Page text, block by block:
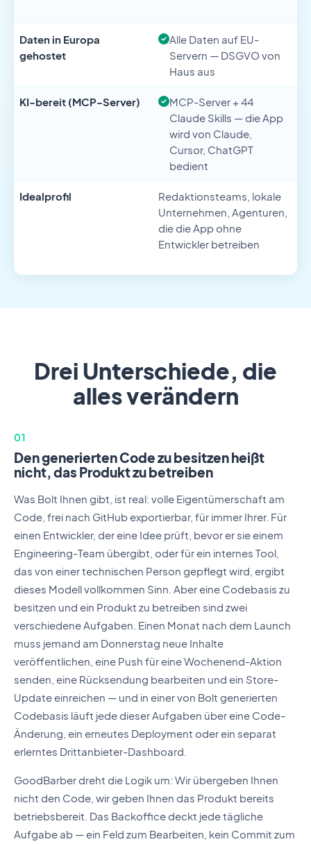
Daten in Europa
gehostet
Alle Daten auf EU-
Servern — DSGVO von
Haus aus
KI-bereit (MCP-Server)
MCP-Server + 44
Claude Skills — die App
wird von Claude,
Cursor, ChatGPT
bedient
Idealprofil
Redaktionsteams, lokale
Unternehmen, Agenturen,
die die App ohne
Entwickler betreiben
Drei Unterschiede, die
alles verändern
01
Den generierten Code zu besitzen heißt
nicht, das Produkt zu betreiben
Was Bolt Ihnen gibt, ist real: volle Eigentümerschaft am
Code, frei nach GitHub exportierbar, für immer Ihrer. Für
einen Entwickler, der eine Idee prüft, bevor er sie einem
Engineering-Team übergibt, oder für ein internes Tool,
das von einer technischen Person gepflegt wird, ergibt
dieses Modell vollkommen Sinn. Aber eine Codebasis zu
besitzen und ein Produkt zu betreiben sind zwei
verschiedene Aufgaben. Einen Monat nach dem Launch
muss jemand am Donnerstag neue Inhalte
veröffentlichen, eine Push für eine Wochenend-Aktion
senden, eine Rücksendung bearbeiten und ein Store-
Update einreichen — und in einer von Bolt generierten
Codebasis läuft jede dieser Aufgaben über eine Code-
Änderung, ein erneutes Deployment oder ein separat
erlerntes Drittanbieter-Dashboard.
GoodBarber dreht die Logik um: Wir übergeben Ihnen
nicht den Code, wir geben Ihnen das Produkt bereits
betriebsbereit. Das Backoffice deckt jede tägliche
Aufgabe ab — ein Feld zum Bearbeiten, kein Commit zum